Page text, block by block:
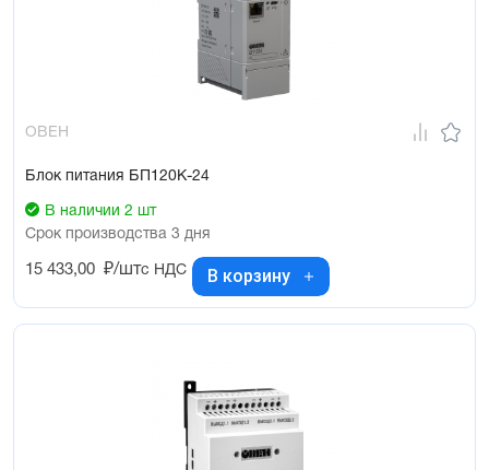
ОВЕН
Блок питания БП120К-24
В наличии 2 шт
Срок производства 3 дня
15 433,00 ₽/штс НДС В корзину